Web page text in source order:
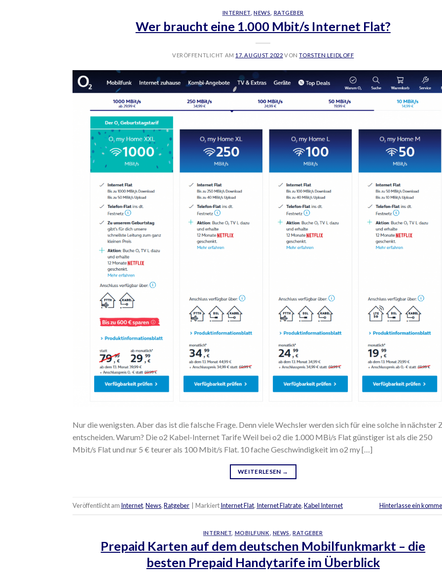
INTERNET ,NEWS RATGEBER
Wer braucht eine 1.000 Mbit/s Internet Flat?
VERÖFFENTLICHT AM 17. AUGUST 2022 VONTORSTEN LEIDLOFF
Nur die wenigsten. Aber das ist die falsche Frage. Denn viele Wechsler werden sich für eine solche in nächster
entscheiden. Warum? Die o2 Kabel-Internet Tarife Weil bei o2 die 1.000 MBi/s Flat günstiger ist als die 250
Mbit/s Flat und nur 5 € teurer als 100 Mbit/s Flat. 10 fache Geschwindigkeit im o2 my […]
WEITERLESEN →
Veröffentlicht am Internet,News,Ratgeber MarkiertInternet Flat, Internet Flatrate,Kabel Internet Hinterlasse ein
INTERNET MOBILFUNK NEWS ,RATGEBER
Prepaid Karten auf dem deutschen Mobilfunkmarkt – die
besten Prepaid Handytarife im Überblick